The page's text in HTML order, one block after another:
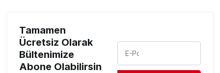
Tamamen
Ücretsiz Olarak
Bültenimize
Abone Olabilirsin